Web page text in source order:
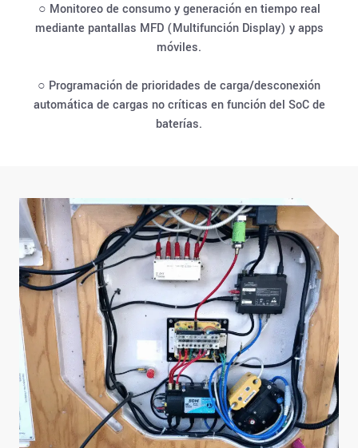
○ Monitoreo de consumo y generación en tiempo real
mediante pantallas MFD (Multifunción Display) y apps
móviles.
○ Programación de prioridades de carga/desconexión
automática de cargas no críticas en función del SoC de
baterías.